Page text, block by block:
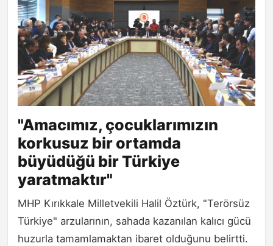
"Amacımız, çocuklarımızın
korkusuz bir ortamda
büyüdüğü bir Türkiye
yaratmaktır"
MHP Kırıkkale Milletvekili Halil Öztürk, "Terörsüz
Türkiye" arzularının, sahada kazanılan kalıcı gücü
huzurla tamamlamaktan ibaret olduğunu belirtti.